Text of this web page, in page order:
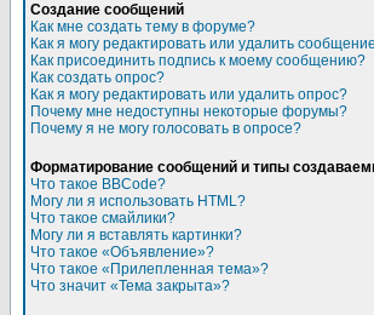
Создание сообщений
Как мне создать тему в форуме?
Как я могу редактировать или удалить
Как присоединить подпись к моему сообщению?
Как создать опрос?
Как я могу редактировать или удалить опрос?
Почему мне недоступны некоторые форумы?
Почему я не могу голосовать в опросе?
Форматирование сообщений и типы
Что такое BBCode?
Могу ли я использовать HTML?
Что такое смайлики?
Могу ли я вставлять картинки?
Что такое «Объявление»?
Что такое «Прилепленная тема»?
Что значит «Тема закрыта»?